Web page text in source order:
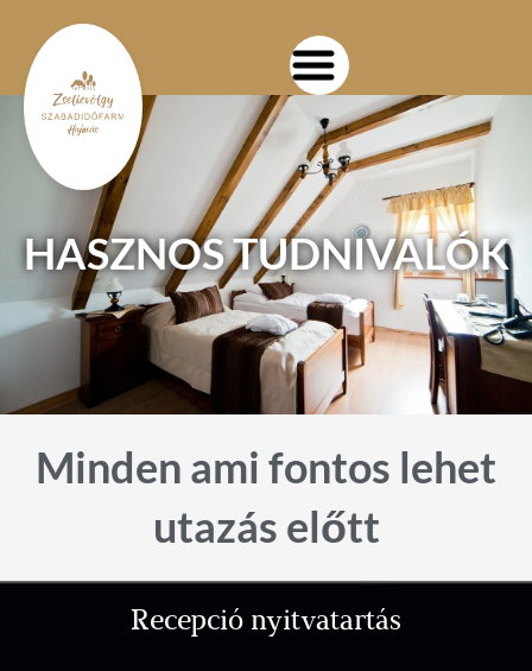
tartalomhoz
HASZNOS TUDNIVALÓK
Minden ami fontos lehet
utazás előtt
Recepció nyitvatartás